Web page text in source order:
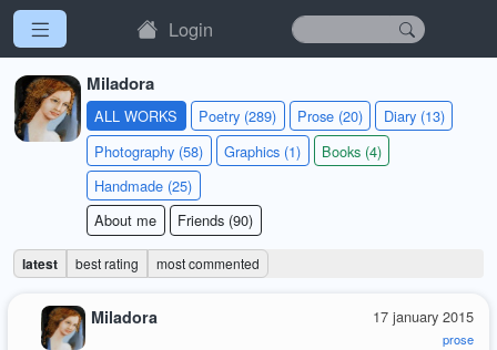
Login
Miladora
ALL WORKS Poetry (289) Prose (20)
Diary (13)
Photography (58)
Graphics (1)
Books (4)
Handmade (25)
About me
Friends (90)
latest best rating most commented
17 january 2015
prose
Miladora